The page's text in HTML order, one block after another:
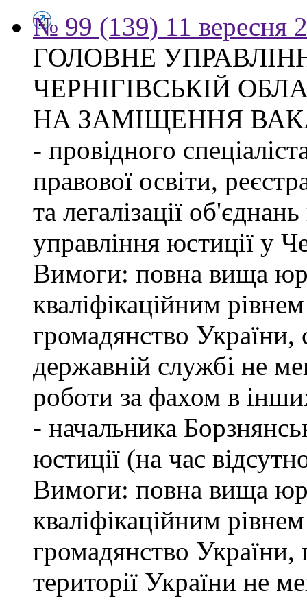
№ 99 (139) 11 вересня
ГОЛОВНЕ
ЧЕРНІГІВСЬКІЙ
НА ЗАМІЩЕННЯ
- провідного
правової освіти,
та легалізації
управління юстиції у
Вимоги: повна вища
кваліфікаційним
громадянство
державній службі не
роботи за фахом в
- начальника
юстиції (на час
Вимоги: повна вища
кваліфікаційним
громадянство
території України не